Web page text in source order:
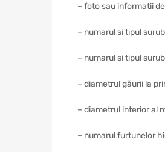
– foto sau informatii
– numarul si tipul
– numarul si tipul
– diametrul găurii la
– diametrul interior al
– numarul furtunelor